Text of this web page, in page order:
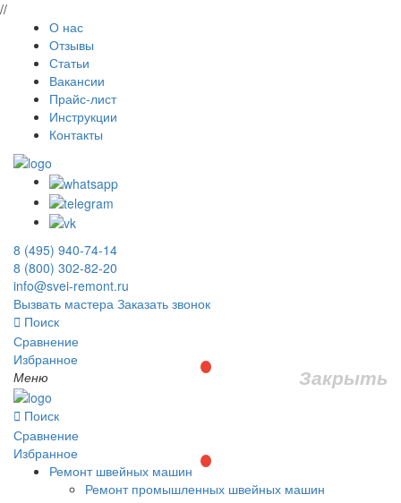
//
О нас
Отзывы
Статьи
Вакансии
Прайс-лист
Инструкции
Контакты
8 (495) 940-74-14
8 (800) 302-82-20
info@svei-remont.ru
Вызвать мастера Заказать звонок
Поиск
Сравнение
Избранное
Меню
Закрыть
Поиск
Сравнение
Избранное
Ремонт швейных машин
Ремонт промышленных швейных машин